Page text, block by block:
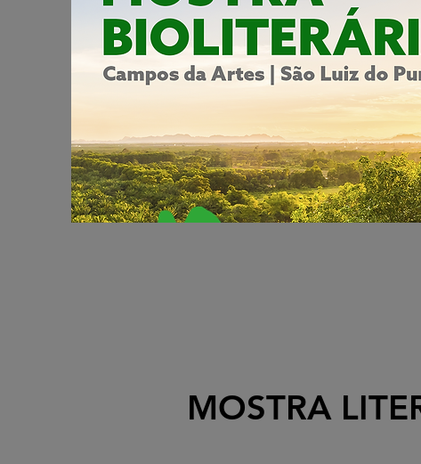
MOSTRA